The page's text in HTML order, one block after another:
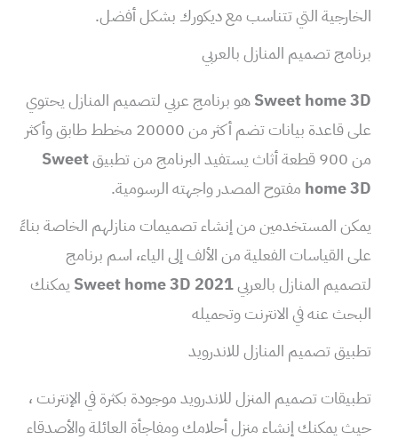
الخارجية التي تتناسب مع ديكورك بشكل أفضل.
برنامج تصميم المنازل بالعربي
Sweet home 3Dهو برنامج عربي لتصميم المنازل يحتوي
على قاعدة بيانات تضم أكثر من 20000 مخطط طابق وأكثر
من 900 قطعة أثاث يستفيد البرنامج من تطبيق
Sweet
home 3D مفتوح المصدر واجهته الرسومية.
يمكن المستخدمين من إنشاء تصميمات منازلهم الخاصة بناءً
على القياسات الفعلية من الألف إلى الياء، اسم برنامج
لتصميم المنازل بالعربيSweet home 3D 2021 يمكنك
البحث عنه في الانترنت وتحميله
تطبيق تصميم المنازل للاندرويد
تطبيقات تصميم المنزل للاندرويد موجودة بكثرة في الإنترنت ،
حيث يمكنك إنشاء منزل أحلامك ومفاجأة العائلة والأصدقاء